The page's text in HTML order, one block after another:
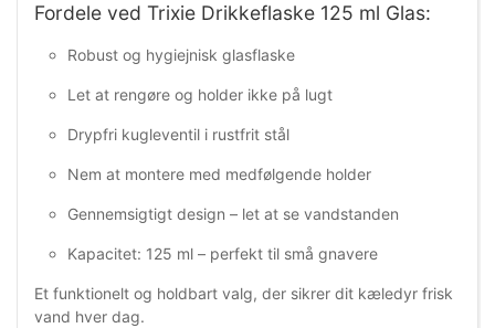
Fordele ved Trixie Drikkeflaske 125 ml Glas:
Robust og hygiejnisk glasflaske
Let at rengøre og holder ikke på lugt
Drypfri kugleventil i rustfrit stål
Nem at montere med medfølgende holder
Gennemsigtigt design – let at se vandstanden
Kapacitet: 125 ml – perfekt til små gnavere
Et funktionelt og holdbart valg, der sikrer dit kæledyr frisk
vand hver dag.